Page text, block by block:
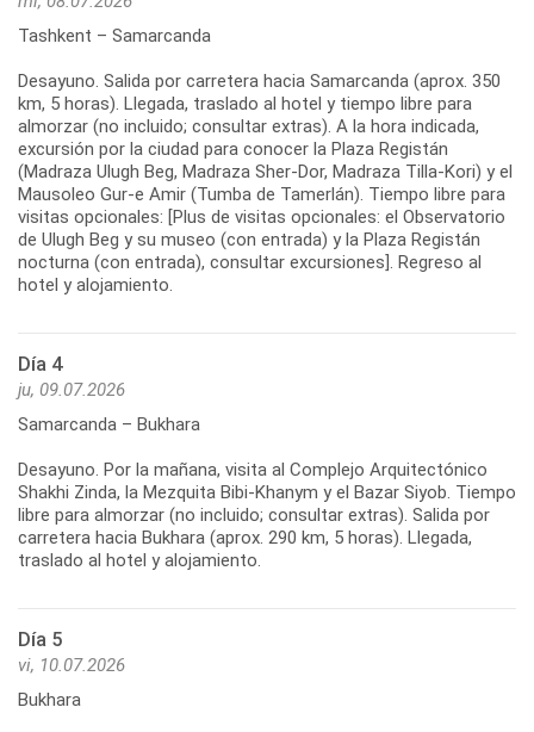
Tashkent – Samarcanda
Desayuno. Salida por carretera hacia Samarcanda (aprox. 350
km, 5 horas). Llegada, traslado al hotel y tiempo libre para
almorzar (no incluido; consultar extras). A la hora indicada,
excursión por la ciudad para conocer la Plaza Registán
(Madraza Ulugh Beg, Madraza Sher-Dor, Madraza Tilla-Kori) y el
Mausoleo Gur-e Amir (Tumba de Tamerlán). Tiempo libre para
visitas opcionales: [Plus de visitas opcionales: el Observatorio
de Ulugh Beg y su museo (con entrada) y la Plaza Registán
nocturna (con entrada), consultar excursiones]. Regreso al
hotel y alojamiento.
Día 4
ju, 09.07.2026
Samarcanda – Bukhara
Desayuno. Por la mañana, visita al Complejo Arquitectónico
Shakhi Zinda, la Mezquita Bibi-Khanym y el Bazar Siyob. Tiempo
libre para almorzar (no incluido; consultar extras). Salida por
carretera hacia Bukhara (aprox. 290 km, 5 horas). Llegada,
traslado al hotel y alojamiento.
Día 5
vi, 10.07.2026
Bukhara